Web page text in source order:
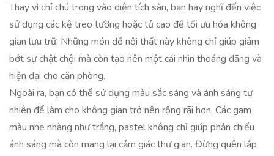
Thay vì chỉ chú trọng vào diện tích sàn, bạn hãy nghĩ đến việc
sử dụng các kệ treo tường hoặc tủ cao để tối ưu hóa không
gian lưu trữ. Những món đồ nội thất này không chỉ giúp giảm
bớt sự chật chội mà còn tạo nên một cái nhìn thoáng đãng và
hiện đại cho căn phòng.
Ngoài ra, bạn có thể sử dụng màu sắc sáng và ánh sáng tự
nhiên để làm cho không gian trở nên rộng rãi hơn. Các gam
màu nhẹ nhàng như trắng, pastel không chỉ giúp phản chiếu
ánh sáng mà còn mang lại cảm giác thư giãn. Đừng quên lắp